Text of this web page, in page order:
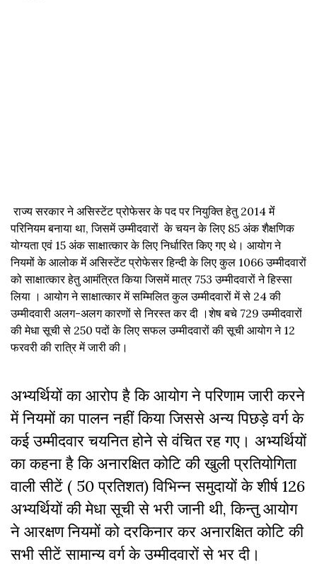
राज्य सरकार ने असिस्टेंट प्रोफेसर के पद पर नियुक्ति हेतु 2014 मेंं
परिनियम बनाया था, जिसमें उम्मीदवारों के चयन के लिए 85 अंक शैक्षणिक
योग्यता एवं 15 अंक साक्षात्कार के लिए निर्धारित किए गए थे। आयोग ने
नियमों के आलोक मेंं असिस्टेंट प्रोफेसर हिन्दी के लिए कुल 1066 उम्मीदवारों
को साक्षात्कार हेतु आमंत्रित किया जिसमें मात्र 753 उम्मीदवारों ने हिस्सा
लिया । आयोग ने साक्षात्कार में सम्मिलित कुल उम्मीदवारों में से 24 की
उम्मीदवारी अलग-अलग कारणों से निरस्त कर दी ।शेष बचे 729 उम्मीदवारों
की मेधा सूची से 250 पदों के लिए सफल उम्मीदवारों की सूची आयोग ने 12
फरवरी की रात्रि में जारी की।
अभ्यर्थियों का आरोप है कि आयोग ने परिणाम जारी करने
में नियमों का पालन नहीं किया जिससे अन्य पिछड़े वर्ग के
कई उम्मीदवार चयनित होने से वंचित रह गए। अभ्यर्थियों
का कहना है कि अनारक्षित कोटि की खुली प्रतियोगिता
वाली सीटें ( 50 प्रतिशत) विभिन्न समुदायों के शीर्ष 126
अभ्यर्थियों की मेधा सूची से भरी जानी थी, किन्तु आयोग
ने आरक्षण नियमों को दरकिनार कर अनारक्षित कोटि की
सभी सीटें सामान्य वर्ग के उम्मीदवारों से भर दी।